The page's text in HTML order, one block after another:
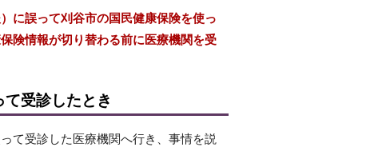
に誤って刈谷市の国民健康保険を使っ
険情報が切り替わる前に医療機関を受
受診したとき
て受診した医療機関へ行き、事情を説